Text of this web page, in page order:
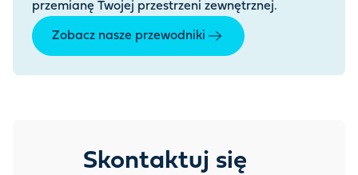
przemianę Twojej przestrzeni zewnętrznej.
Zobacz nasze przewodniki
Skontaktuj się